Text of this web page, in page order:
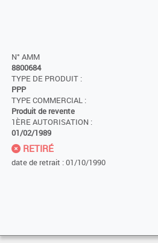
N° AMM
8800684
TYPE DE PRODUIT :
PPP
TYPE COMMERCIAL :
Produit de revente
1ÈRE AUTORISATION :
01/02/1989
RETIRÉ
date de retrait : 01/10/1990